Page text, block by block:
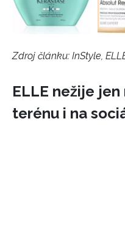
Zdroj článku: InStyle,
ELLE nežije
terénu i na